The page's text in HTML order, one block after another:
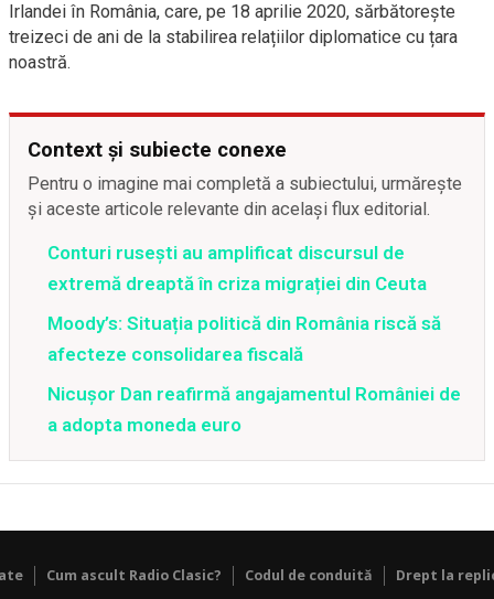
Irlandei în România, care, pe 18 aprilie 2020, sărbătorește
treizeci de ani de la stabilirea relațiilor diplomatice cu țara
noastră.
Context și subiecte conexe
Pentru o imagine mai completă a subiectului, urmărește
și aceste articole relevante din același flux editorial.
Conturi rusești au amplificat discursul de
extremă dreaptă în criza migrației din Ceuta
Moody’s: Situația politică din România riscă să
afecteze consolidarea fiscală
Nicușor Dan reafirmă angajamentul României de
a adopta moneda euro
Cum ascult Radio Clasic? Codul de conduită Drept la